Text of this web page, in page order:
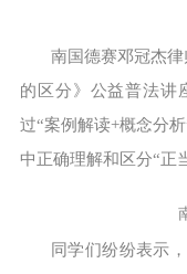
南国德赛邓冠杰
的区分》公益普法讲
过“案例解读+概念分
中正确理解和区分“正
同学们纷纷表示